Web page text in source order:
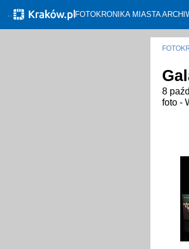
← FOTOKRONIKA MIASTA
8
foto -